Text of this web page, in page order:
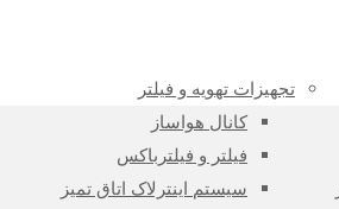
تجهیزات تهویه و فیلتر
کانال هواساز
فیلتر و فیلترباکس
سیستم اینترلاک اتاق تمیز